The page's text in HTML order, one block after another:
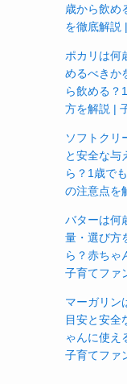
歳から飲め
を徹底解説
ポカリは何
めるべきか
ら飲める？
方を解説 |
ソフトクリ
と安全な与
ら？1歳で
の注意点を
バターは何
量・選び方
ら？赤ちゃ
子育てファ
マーガリン
目安と安全
ゃんに使え
子育てファ